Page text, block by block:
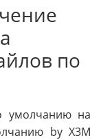
по
умолчанию на
by X3M